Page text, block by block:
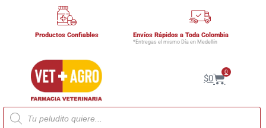
Productos Confiables Envíos Rápidos a Toda Colombia
*Entregas el mismo Día en Medellín
$0
0